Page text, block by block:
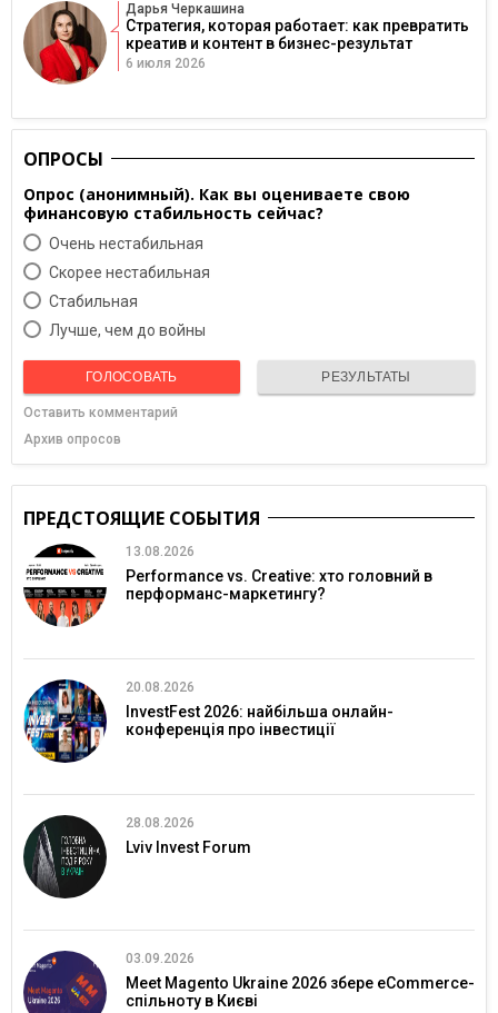
Дарья Черкашина
Стратегия, которая работает: как превратить
креатив и контент в бизнес-результат
6 июля 2026
ОПРОСЫ
Опрос (анонимный). Как вы оцениваете свою
финансовую стабильность сейчас?
Очень нестабильная
Скорее нестабильная
Cтабильная
Лучше, чем до войны
ГОЛОСОВАТЬ РЕЗУЛЬТАТЫ
Оставить комментарий
Архив опросов
ПРЕДСТОЯЩИЕ СОБЫТИЯ
13.08.2026
Performance vs. Creative: хто головний в
перформанс-маркетингу?
20.08.2026
InvestFest 2026: найбільша онлайн-
конференція про інвестиції
28.08.2026
Lviv Invest Forum
03.09.2026
Meet Magento Ukraine 2026 збере eCommerce-
спільноту в Києві